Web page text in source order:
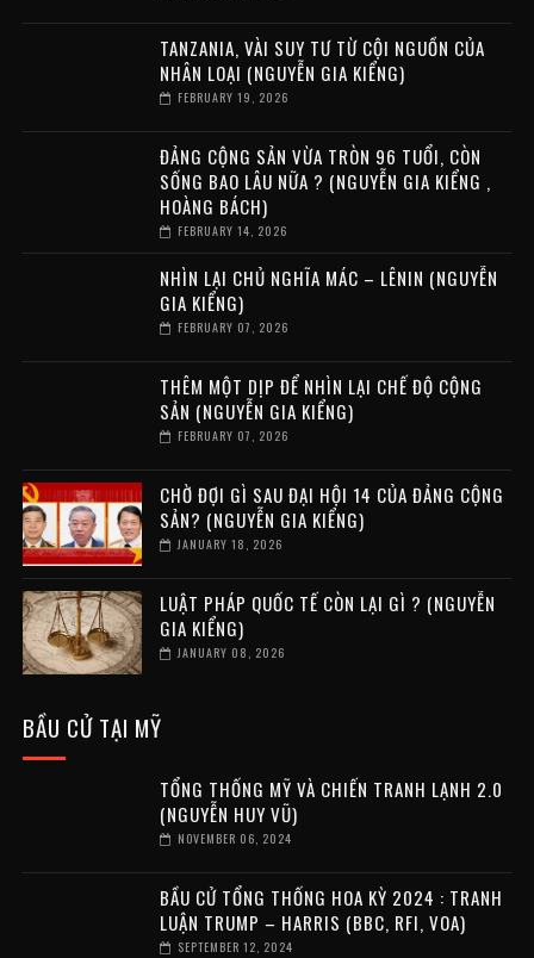
TANZANIA, VÀI SUY TƯ TỪ CỘI NGUỒN CỦA
NHÂN LOẠI (NGUYỄN GIA KIỂNG)
FEBRUARY 19, 2026
ĐẢNG CỘNG SẢN VỪA TRÒN 96 TUỔI, CÒN
SỐNG BAO LÂU NỮA ? (NGUYỄN GIA KIỂNG ,
HOÀNG BÁCH)
FEBRUARY 14, 2026
NHÌN LẠI CHỦ NGHĨA MÁC – LÊNIN (NGUYỄN
GIA KIỂNG)
FEBRUARY 07, 2026
THÊM MỘT DỊP ĐỂ NHÌN LẠI CHẾ ĐỘ CỘNG
SẢN (NGUYỄN GIA KIỂNG)
FEBRUARY 07, 2026
CHỜ ĐỢI GÌ SAU ĐẠI HỘI 14 CỦA ĐẢNG CỘNG
SẢN? (NGUYỄN GIA KIỂNG)
JANUARY 18, 2026
LUẬT PHÁP QUỐC TẾ CÒN LẠI GÌ ? (NGUYỄN
GIA KIỂNG)
JANUARY 08, 2026
BẦU CỬ TẠI MỸ
TỔNG THỐNG MỸ VÀ CHIẾN TRANH LẠNH 2.0
(NGUYỄN HUY VŨ)
NOVEMBER 06, 2024
BẦU CỬ TỔNG THỐNG HOA KỲ 2024 : TRANH
LUẬN TRUMP – HARRIS (BBC, RFI, VOA)
SEPTEMBER 12, 2024